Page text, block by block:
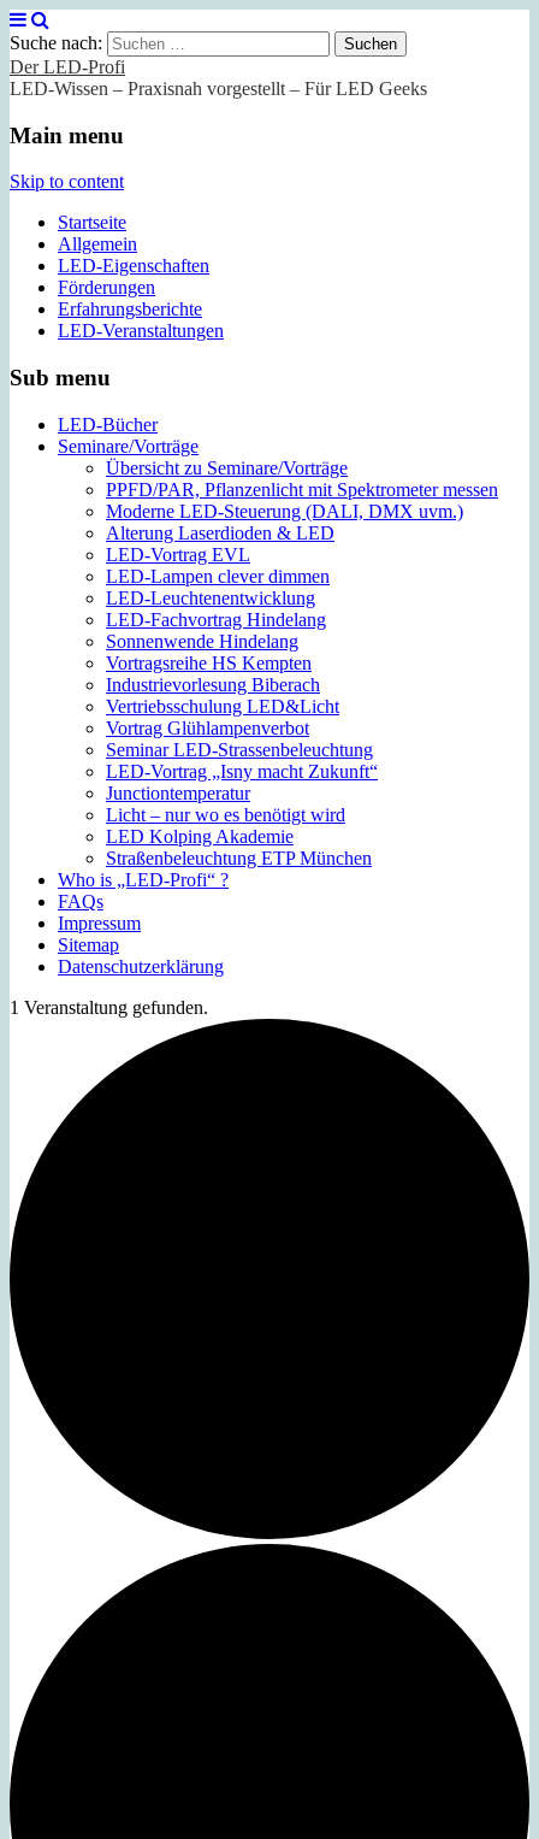
Suche nach:
Der LED-Profi
LED-Wissen – Praxisnah vorgestellt – Für LED Geeks
Main menu
Skip to content
Startseite
Allgemein
LED-Eigenschaften
Förderungen
Erfahrungsberichte
LED-Veranstaltungen
Sub menu
LED-Bücher
Seminare/Vorträge
Übersicht zu Seminare/Vorträge
PPFD/PAR, Pflanzenlicht mit Spektrometer messen
Moderne LED-Steuerung (DALI, DMX uvm.)
Alterung Laserdioden & LED
LED-Vortrag EVL
LED-Lampen clever dimmen
LED-Leuchtenentwicklung
LED-Fachvortrag Hindelang
Sonnenwende Hindelang
Vortragsreihe HS Kempten
Industrievorlesung Biberach
Vertriebsschulung LED&Licht
Vortrag Glühlampenverbot
Seminar LED-Strassenbeleuchtung
LED-Vortrag „Isny macht Zukunft“
Junctiontemperatur
Licht – nur wo es benötigt wird
LED Kolping Akademie
Straßenbeleuchtung ETP München
Who is „LED-Profi“ ?
FAQs
Impressum
Sitemap
Datenschutzerklärung
1 Veranstaltung gefunden.